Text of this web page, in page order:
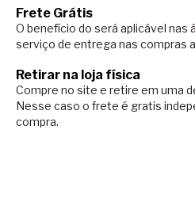
Frete Grátis
O benefício do será aplicável nas
serviço de entrega nas compras
Retirar na loja física
Compre no site e retire em uma
Nesse caso o frete é gratis
compra.